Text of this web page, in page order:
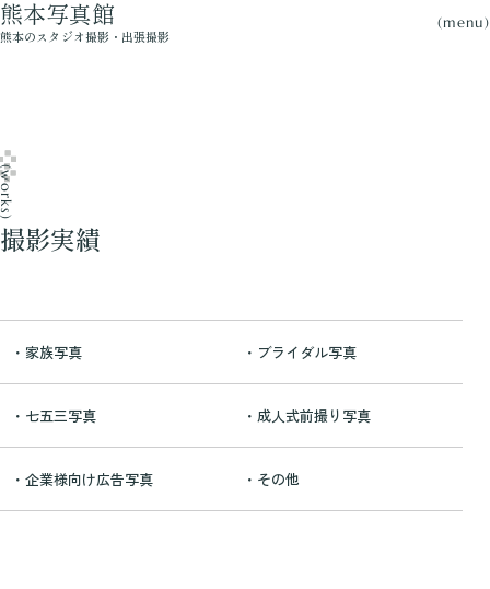
熊本写真館
熊本のスタジオ撮影・出張撮影
(menu)
撮影実績
・家族写真 ・ブライダル写真
・七五三写真 ・成人式前撮り写真
・企業様向け広告写真 ・その他